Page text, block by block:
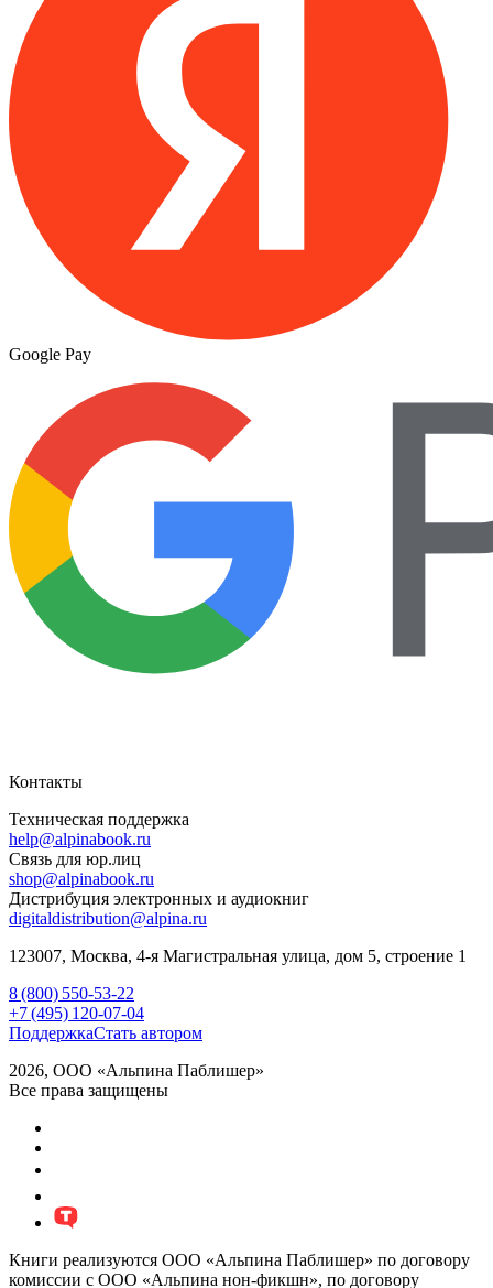
Google Pay
Контакты
Техническая поддержка
help@alpinabook.ru
Связь для юр.лиц
shop@alpinabook.ru
Дистрибуция электронных и аудиокниг
digitaldistribution@alpina.ru
123007, Москва, 4-я Магистральная улица, дом 5, строение 1
8 (800) 550-53-22
+7 (495) 120-07-04
ПоддержкаСтать автором
2026, ООО «Альпина Паблишер»
Все права защищены
Книги реализуются ООО «Альпина Паблишер» по договору
комиссии с ООО «Альпина нон-фикшн», по договору